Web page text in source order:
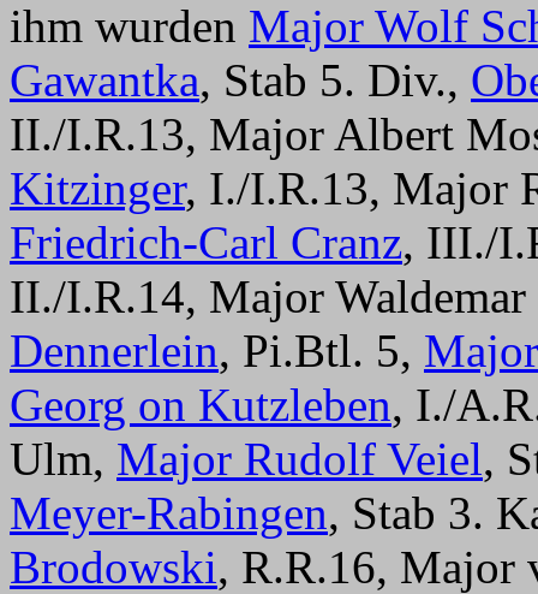
ihm wurden Major Wolf
Gawantka, Stab 5. Div.,
II./I.R.13, Major Albert
Kitzinger, I./I.R.13, Major
Friedrich-Carl Cranz, III./
II./I.R.14, Major
Dennerlein, Pi.Btl. 5,
Georg on Kutzleben, I./
Ulm, Major Rudolf Veiel,
Meyer-Rabingen, Stab 3.
Brodowski, R.R.16, Major